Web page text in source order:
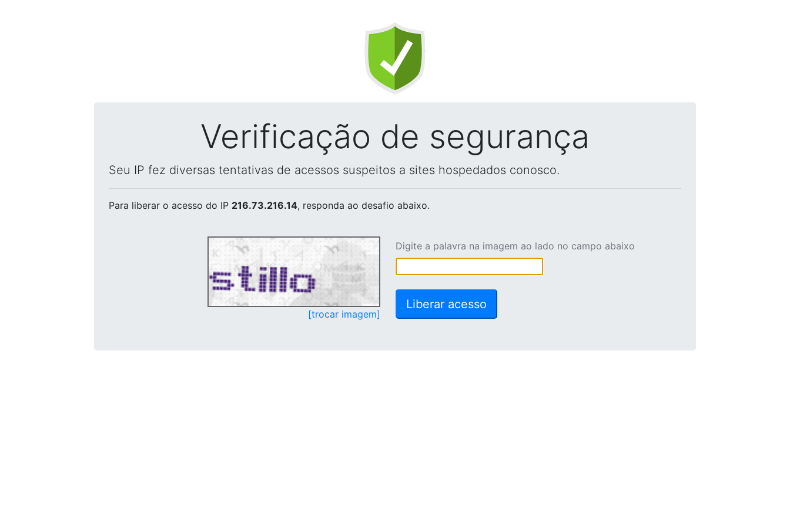
Verificação de segurança
Seu IP fez diversas tentativas de acessos suspeitos a sites hospedados conosco.
Para liberar o acesso do IP 216.73.216.14, responda ao desafio abaixo.
[trocar imagem]
Digite a palavra na imagem ao lado no campo abaixo